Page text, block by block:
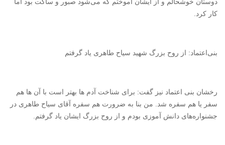
کار کرد.
بنی‌اعتماد: از روح بزرگ شهید سیاح طاهری یاد گرفتم
رخشان بنی اعتماد نیز گفت: برای شناخت آدم ها بهتر است با آن ها هم
سفر یا هم سفره شد. من بنا به ضرورت هم سفره آقای سیاح طاهری در
جشنواره‌های دانش آموزی بودم و از روح بزرگ ایشان یاد گرفتم.